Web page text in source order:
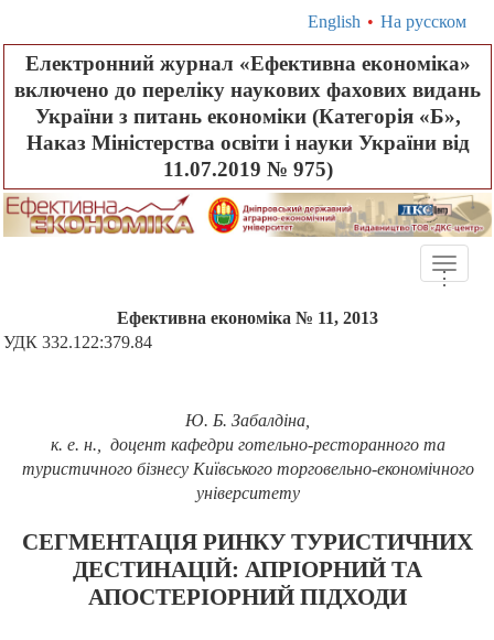
English • На русском
Електронний журнал «Ефективна економіка»
включено до переліку наукових фахових видань
України з питань економіки (Категорія «Б»,
Наказ Міністерства освіти і науки України від
11.07.2019 № 975)
Toggle
...
Ефективна економіка № 11, 2013
УДК 332.122:379.84
Ю. Б. Забалдіна,
к. е. н., доцент кафедри готельно-ресторанного та
туристичного бізнесу Київського торговельно-економічного
університету
СЕГМЕНТАЦІЯ РИНКУ ТУРИСТИЧНИХ
ДЕСТИНАЦІЙ: АПРІОРНИЙ ТА
АПОСТЕРІОРНИЙ ПІДХОДИ